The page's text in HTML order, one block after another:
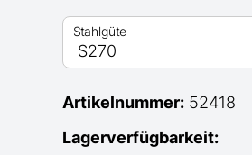
Stahlgüte
Artikelnummer: 52418
Lagerverfügbarkeit: